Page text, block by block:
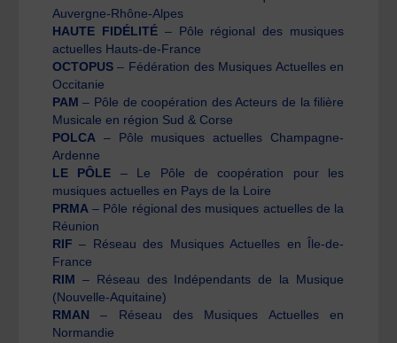
Auvergne-Rhône-Alpes
HAUTE FIDÉLITÉ– Pôle régional des musiques
actuelles Hauts-de-France
OCTOPUS– Fédération des Musiques Actuelles en
Occitanie
PAM – Pôle de coopération des Acteurs de la filière
Musicale en région Sud & Corse
POLCA– Pôle musiques actuelles Champagne-
Ardenne
LE PÔLE – Le Pôle de coopération pour les
musiques actuelles en Pays de la Loire
PRMA– Pôle régional des musiques actuelles de la
Réunion
RIF – Réseau des Musiques Actuelles en Île-de-
France
RIM – Réseau des Indépendants de la Musique
(Nouvelle-Aquitaine)
RMAN – Réseau des Musiques Actuelles en
Normandie